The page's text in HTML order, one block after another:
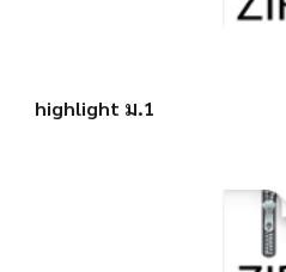
highlight ม.1